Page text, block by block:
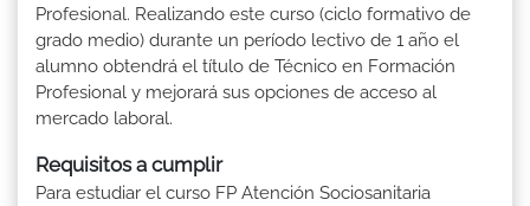
Profesional. Realizando este curso (ciclo formativo de
grado medio) durante un período lectivo de 1 año el
alumno obtendrá el título de Técnico en Formación
Profesional y mejorará sus opciones de acceso al
mercado laboral.
Requisitos a cumplir
Para estudiar el curso FP Atención Sociosanitaria